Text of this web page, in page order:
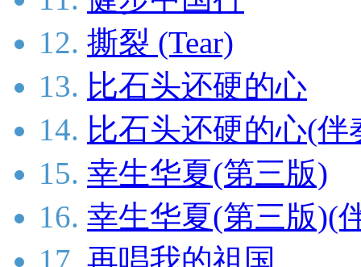
12. 撕裂 (Tear)
13. 比石头还硬的心
14. 比石头还硬的心(伴
15. 幸生华夏(第三版)
16. 幸生华夏(第三版)(